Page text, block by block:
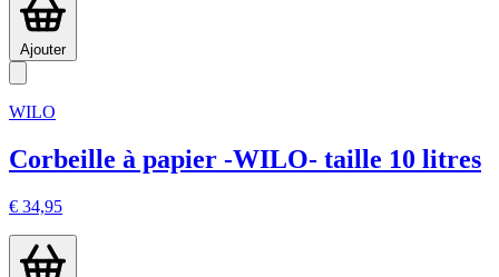
Ajouter
WILO
Corbeille à papier -WILO- taille 10 litres
€ 34,95